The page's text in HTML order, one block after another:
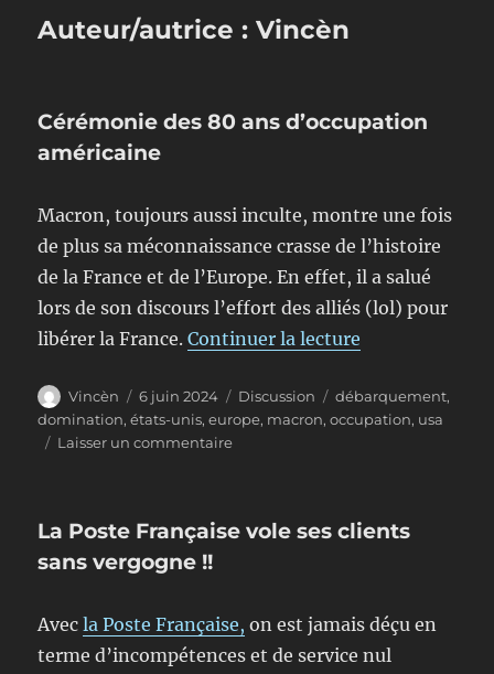
Auteur/autrice :Vincèn
Cérémonie des 80 ans d’occupation
américaine
Macron, toujours aussi inculte, montre une fois
de plus sa méconnaissance crasse de l’histoire
de la France et de l’Europe. En effet, il a salué
lors de son discours l’effort des alliés (lol) pour
libérer la France.Continuer la lecture
Auteur
Vincèn
Publié
le
6 juin 2024 Format
Discussion Étiquettes
débarquement,
domination,états-unis,europe, macron,occupation, usa
Laisser un commentairesur
d’occupation
La Poste Française vole ses clients
sans vergogne !!
Avecla Poste Française, on est jamais déçu en
terme d’incompétences et de service nul